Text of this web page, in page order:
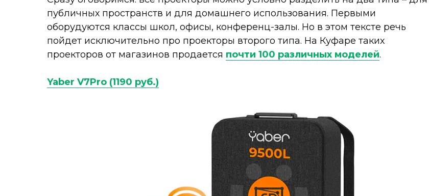
публичных пространств и для домашнего использования. Первыми
оборудуются классы школ, офисы, конференц-залы. Но в этом тексте речь
пойдет исключительно про проекторы второго типа. На Куфаре таких
проекторов от магазинов продается почти 100 различных моделей.
Yaber V7Pro (1190 руб.)